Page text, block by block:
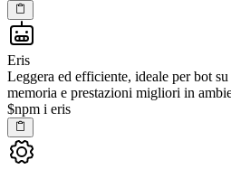
Eris
Leggera ed efficiente, ideale per bot
memoria e prestazioni migliori in
$npm i eris